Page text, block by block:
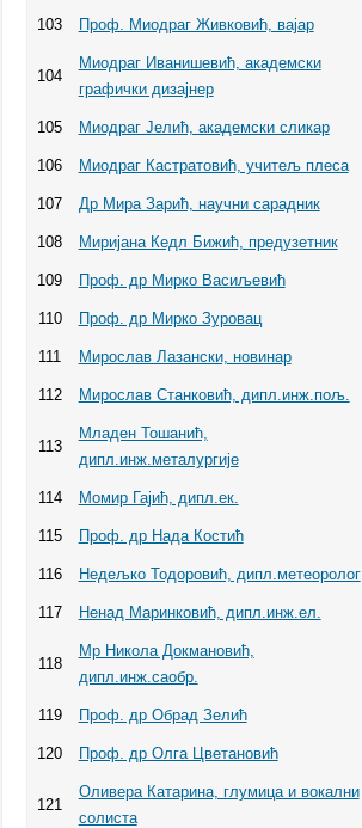
103 Проф. Миодраг Живковић, вајар
104
Миодраг Иванишевић, академски
графички дизајнер
105 Миодраг Јелић, академски сликар
106 Миодраг Кастратовић, учитељ плеса
107 Др Мира Зарић, научни сарадник
108 Миријана Кедл Бижић, предузетник
109 Проф. др Мирко Васиљевић
110 Проф. др Мирко Зуровац
111 Мирослав Лазански, новинар
112 Мирослав Станковић, дипл.инж.пољ.
113
Младен Тошанић,
дипл.инж.металургије
114 Момир Гајић, дипл.ек.
115 Проф. др Нада Костић
116 Недeљко Тодоровић, дипл.метеоролог
117 Ненад Маринковић, дипл.инж.ел.
118
Мр Никола Докмановић,
дипл.инж.саобр.
119 Проф. др Обрад Зелић
120 Проф. др Олга Цветановић
121
Оливера Катарина, глумица и вокални
солиста